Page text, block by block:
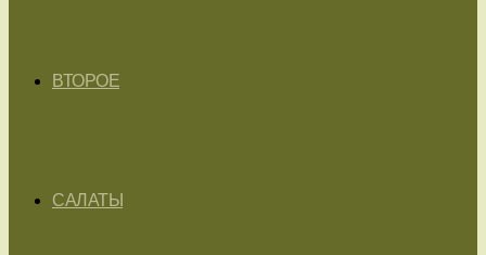
ВТОРОЕ
САЛАТЫ